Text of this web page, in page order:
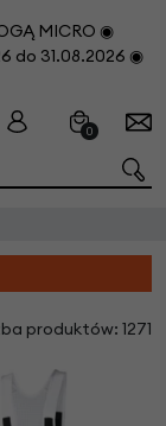
MICRO ◉
do 31.08.2026 ◉
0
produktów: 1271